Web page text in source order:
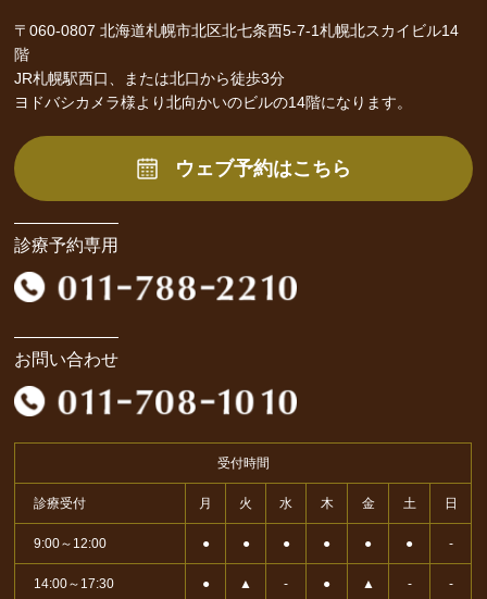
〒060-0807 北海道札幌市北区北七条西5-7-1札幌北スカイビル14
階
JR札幌駅西口、または北口から徒歩3分
ヨドバシカメラ様より北向かいのビルの14階になります。
ウェブ予約はこちら
診療予約専用
お問い合わせ
受付時間
診療受付 月 火 水 木 金 土 日
9:00～12:00 ● ● ● ● ● ● -
14:00～17:30 ● ▲ - ● ▲ - -